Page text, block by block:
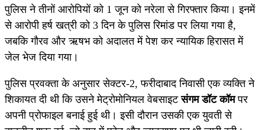
पुलिस ने तीनों आरोपियों को 1 जून को नरेला से गिरफ्तार किया। इनमें
से आरोपी हर्ष खत्री को 3 दिन के पुलिस रिमांड पर लिया गया है,
जबकि गौरव और ऋषभ को अदालत में पेश कर न्यायिक हिरासत में
जेल भेज दिया गया।
पुलिस प्रवक्ता के अनुसार सेक्टर-2, फरीदाबाद निवासी एक व्यक्ति ने
शिकायत दी थी कि उसने मेट्रोमोनियल वेबसाइटसंगम डॉट कॉमपर
अपनी प्रोफाइल बनाई हुई थी। इसी दौरान उसकी एक युवती से